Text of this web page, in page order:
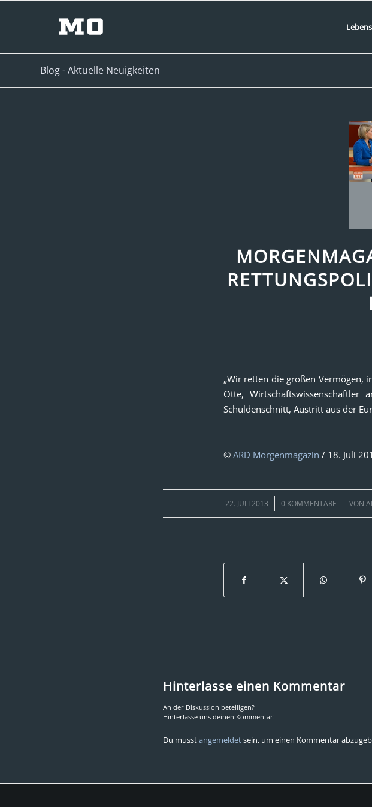
Blog - Aktuelle Neuigkeiten
„Wir retten die großen Vermögen,
Otte,
Schuldenschnitt, Austritt aus der
© ARD Morgenmagazin / 18. Juli
22. JULI 2013
/ 0 KOMMENTARE
/ VON
Hinterlasse einen Kommentar
An der Diskussion beteiligen?
Hinterlasse uns deinen Kommentar!
Du musstangemeldetsein, um einen Kommentar